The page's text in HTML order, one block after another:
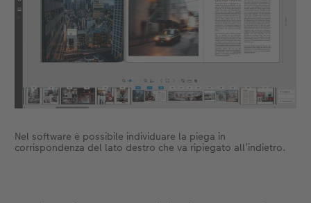
Nel software è possibile individuare la piega in
corrispondenza del lato destro che va ripiegato all’indietro.